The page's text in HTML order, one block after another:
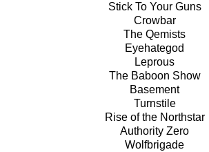
Stick To Your Guns
Crowbar
The Qemists
Eyehategod
Leprous
The Baboon Show
Basement
Turnstile
Rise of the Northstar
Authority Zero
Wolfbrigade